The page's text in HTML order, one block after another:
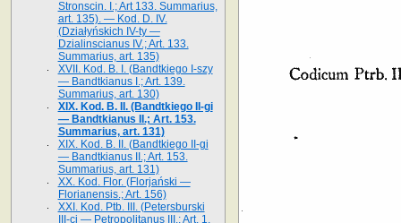
Stronscin. I.; Art 133. Summarius,
art. 135). — Kod. D. IV.
(Działyńskich IV-ty —
Dzialinscianus IV.; Art. 133.
Summarius, art. 135)
XVII. Kod. B. I. (Bandtkiego I-szy
— Bandtkianus I.; Art. 139.
Summarius, art. 130)
XIX. Kod. B. II. (Bandtkiego II-gi
— Bandtkianus II.; Art. 153.
Summarius, art. 131)
XIX. Kod. B. II. (Bandtkiego II-gi
— Bandtkianus II.; Art. 153.
Summarius, art. 131)
XX. Kod. Flor. (Florjański —
Florianensis.; Art. 156)
XXI. Kod. Ptb. III. (Petersburski
III-ci — Petropolitanus III.; Art. 1,